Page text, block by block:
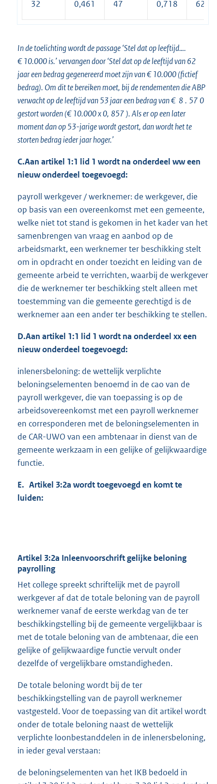
32 0,461 47 0,718 62
In de toelichting wordt de passage ‘Stel dat op leeftijd….
€ 10.000 is.’ vervangen door ‘Stel dat op de leeftijd van 62
jaar een bedrag gegenereerd moet zijn van € 10.000 (fictief
bedrag). Om dit te bereiken moet, bij de rendementen die ABP
verwacht op de leeftijd van 53 jaar een bedrag van € 8 . 570
gestort worden (€ 10.000 x 0, 857 ). Als er op een later
moment dan op 53-jarige wordt gestort, dan wordt het te
storten bedrag ieder jaar hoger.’
C.Aan artikel 1:1 lid 1 wordt na onderdeel ww een
nieuw onderdeel toegevoegd:
payroll werkgever / werknemer: de werkgever, die
op basis van een overeenkomst met een gemeente,
welke niet tot stand is gekomen in het kader van het
samenbrengen van vraag en aanbod op de
arbeidsmarkt, een werknemer ter beschikking stelt
om in opdracht en onder toezicht en leiding van de
gemeente arbeid te verrichten, waarbij de werkgever
die de werknemer ter beschikking stelt alleen met
toestemming van die gemeente gerechtigd is de
werknemer aan een ander ter beschikking te stellen.
D.Aan artikel 1:1 lid 1 wordt na onderdeel xx een
nieuw onderdeel toegevoegd:
inlenersbeloning: de wettelijk verplichte
beloningselementen benoemd in de cao van de
payroll werkgever, die van toepassing is op de
arbeidsovereenkomst met een payroll werknemer
en corresponderen met de beloningselementen in
de CAR-UWO van een ambtenaar in dienst van de
gemeente werkzaam in een gelijke of gelijkwaardige
functie.
E. Artikel 3:2a wordt toegevoegd en komt te
luiden:
Artikel 3:2a Inleenvoorschrift gelijke beloning
payrolling
Het college spreekt schriftelijk met de payroll
werkgever af dat de totale beloning van de payroll
werknemer vanaf de eerste werkdag van de ter
beschikkingstelling bij de gemeente vergelijkbaar is
met de totale beloning van de ambtenaar, die een
gelijke of gelijkwaardige functie vervult onder
dezelfde of vergelijkbare omstandigheden.
De totale beloning wordt bij de ter
beschikkingstelling van de payroll werknemer
vastgesteld. Voor de toepassing van dit artikel wordt
onder de totale beloning naast de wettelijk
verplichte loonbestanddelen in de inlenersbeloning,
in ieder geval verstaan:
de beloningselementen van het IKB bedoeld in